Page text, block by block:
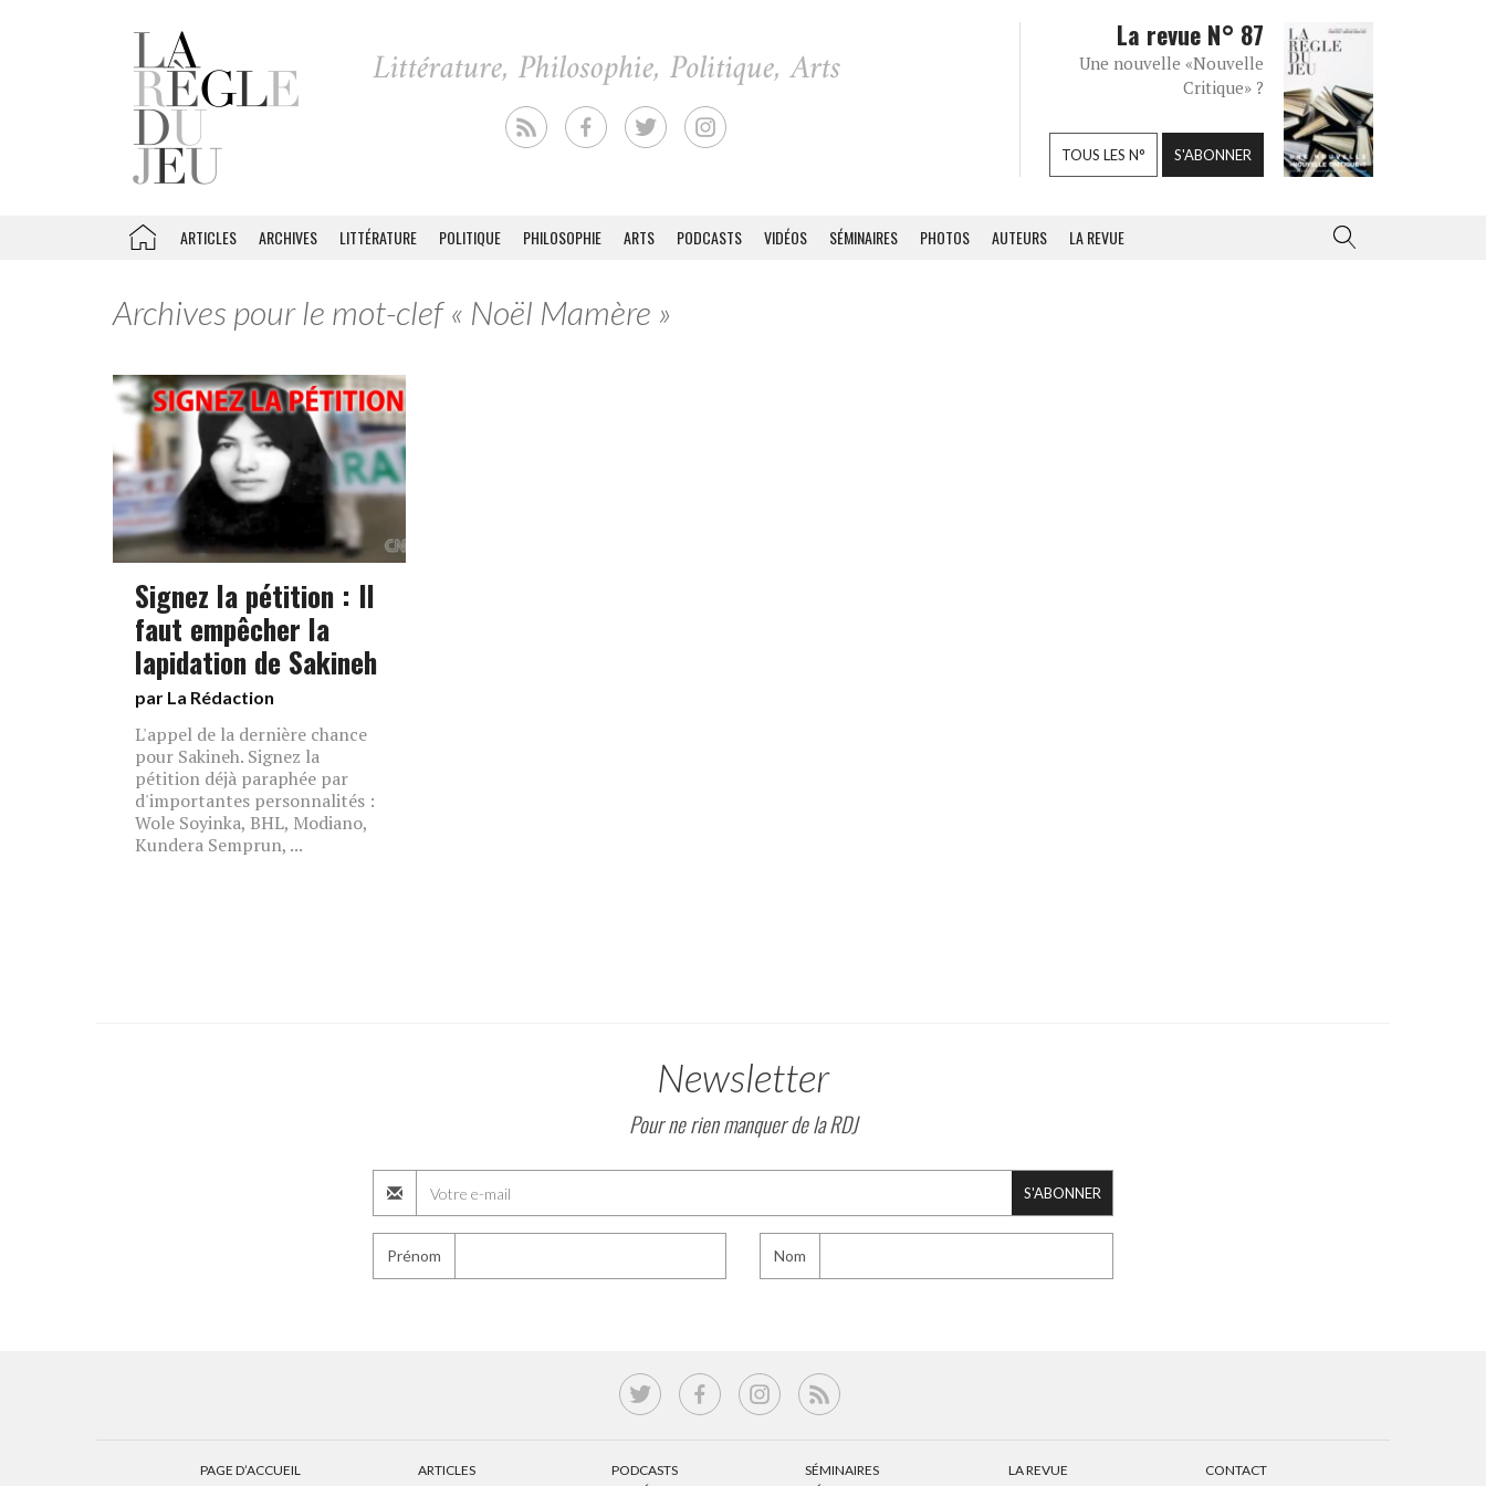
La revue N° 87
Une nouvelle «Nouvelle
Critique» ?
TOUS LES N° S'ABONNER
ARTICLES ARCHIVES LITTÉRATURE POLITIQUE PHILOSOPHIE ARTS PODCASTS VIDÉOS SÉMINAIRES PHOTOS AUTEURS LA REVUE
Archives pour le mot-clef « Noël Mamère »
Signez la pétition : Il
faut empêcher la
lapidation de Sakineh
par La Rédaction
L'appel de la dernière chance
pour Sakineh. Signez la
pétition déjà paraphée par
d'importantes personnalités :
Wole Soyinka, BHL, Modiano,
Kundera Semprun, ...
Newsletter
Pour ne rien manquer de la RDJ
S'ABONNER
Prénom Nom
PAGE D’ACCUEIL
ARTICLES
PODCASTS
SÉMINAIRES
LA REVUE
CONTACT